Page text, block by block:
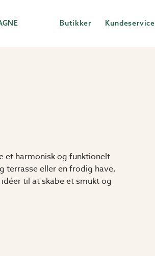
Butikker Kundeservice
et harmonisk og funktionelt
terrasse eller en frodig have,
til at skabe et smukt og